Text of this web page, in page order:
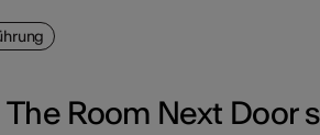
The Room Next Door